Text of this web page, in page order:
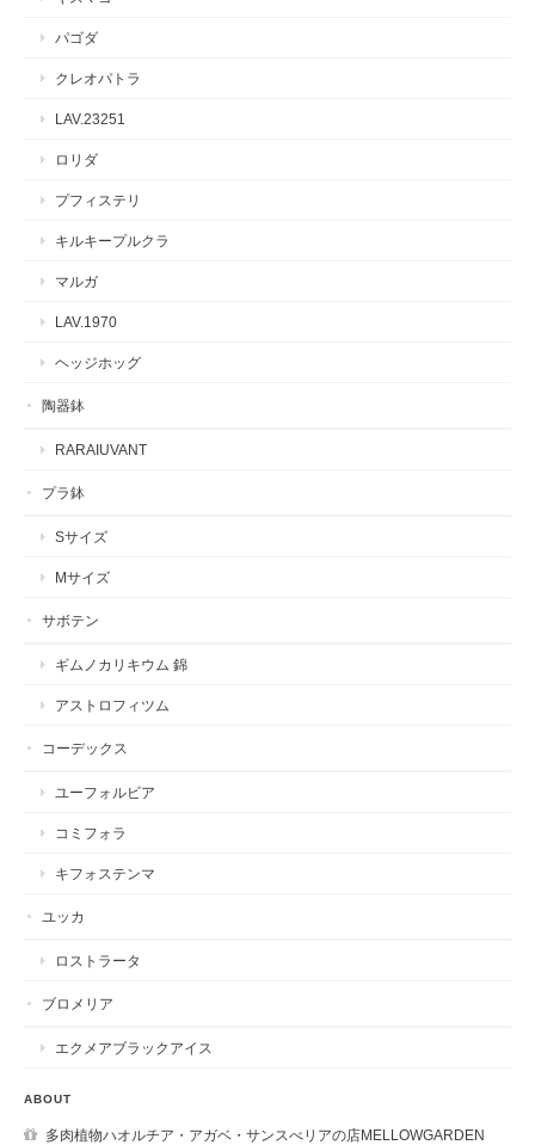
パゴダ
クレオパトラ
LAV.23251
ロリダ
プフィステリ
キルキープルクラ
マルガ
LAV.1970
ヘッジホッグ
陶器鉢
RARAIUVANT
プラ鉢
Sサイズ
Mサイズ
サボテン
ギムノカリキウム 錦
アストロフィツム
コーデックス
ユーフォルビア
コミフォラ
キフォステンマ
ユッカ
ロストラータ
ブロメリア
エクメアブラックアイス
ABOUT
多肉植物ハオルチア・アガベ・サンスべリアの店MELLOWGARDEN